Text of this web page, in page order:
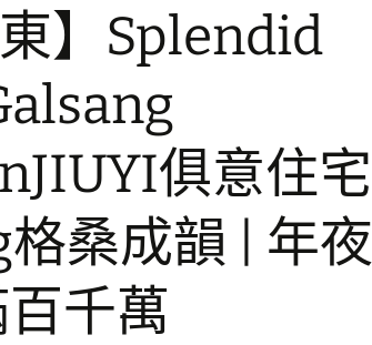
東】Splendid
俱意住宅
桑成韻 | 年夜
千萬